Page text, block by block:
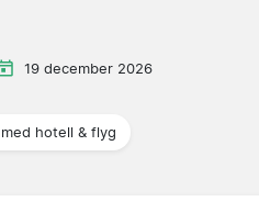
19 december 2026
hotell & flyg